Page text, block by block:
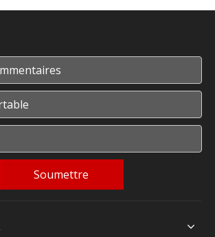
Soumettre